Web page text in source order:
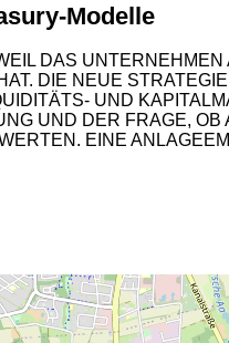
Modelle
DAS
DIE NEUE
UND
UND DER FRAGE, OB
EINE
2